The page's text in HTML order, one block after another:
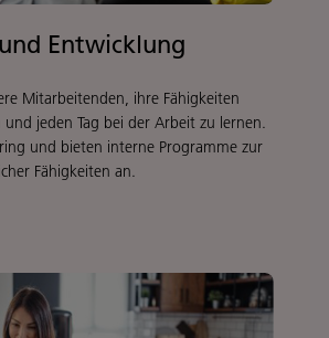
Entwicklung
Mitarbeitenden, ihre Fähigkeiten
jeden Tag bei der Arbeit zu lernen.
und bieten interne Programme zur
Fähigkeiten an.